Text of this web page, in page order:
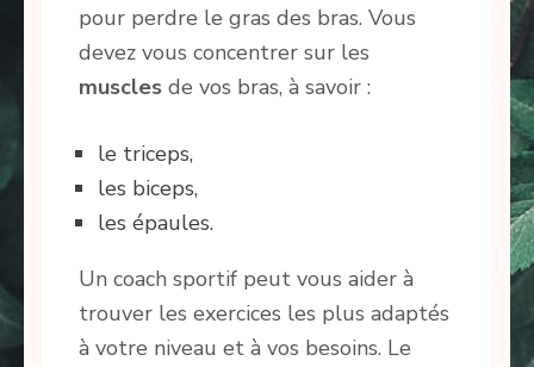
pour perdre le gras des bras. Vous
devez vous concentrer sur les
muscles de vos bras, à savoir :
le triceps,
les biceps,
les épaules.
Un coach sportif peut vous aider à
trouver les exercices les plus adaptés
à votre niveau et à vos besoins. Le